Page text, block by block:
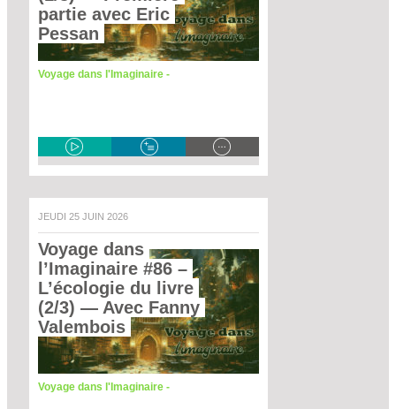
partie avec Eric
Pessan
Voyage dans l'Imaginaire -
JEUDI 25 JUIN 2026
Voyage dans
l’Imaginaire #86 –
L’écologie du livre
(2/3) — Avec Fanny
Valembois
Voyage dans l'Imaginaire -